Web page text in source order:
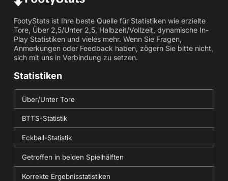
FootyStats ist Ihre beste Quelle für Statistiken wie erzielte
Tore, Über 2,5/Unter 2,5, Halbzeit/Vollzeit, dynamische In-
Play Statistiken und vieles mehr. Wenn Sie Fragen,
Anmerkungen oder Feedback haben, zögern Sie bitte nicht,
sich mit uns in Verbindung zu setzen.
Statistiken
Über/Unter Tore
BTTS-Statistik
Eckball-Statistik
Getroffen in beiden Spielhälften
Korrekte Ergebnisstatistiken